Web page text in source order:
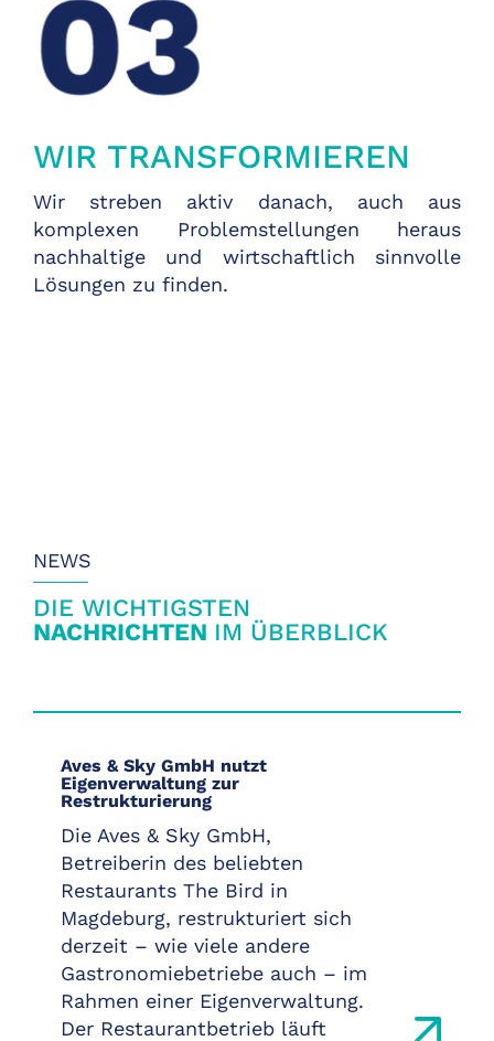
WIR TRANSFORMIEREN
Wir streben aktiv danach, auch aus
komplexen Problemstellungen heraus
nachhaltige und wirtschaftlich sinnvolle
Lösungen zu finden.
NEWS
DIE WICHTIGSTEN
NACHRICHTEN IM ÜBERBLICK
Aves & Sky GmbH nutzt
Eigenverwaltung zur
Restrukturierung
Die Aves & Sky GmbH,
Betreiberin des beliebten
Restaurants The Bird in
Magdeburg, restrukturiert sich
derzeit – wie viele andere
Gastronomiebetriebe auch – im
Rahmen einer Eigenverwaltung.
Der Restaurantbetrieb läuft